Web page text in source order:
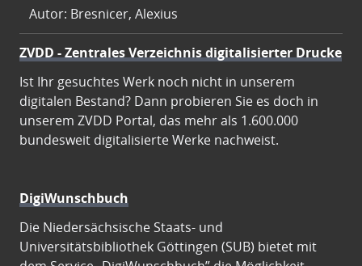
Autor: Bresnicer, Alexius
ZVDD - Zentrales Verzeichnis digitalisierter Drucke
Ist Ihr gesuchtes Werk noch nicht in unserem
digitalen Bestand? Dann probieren Sie es doch in
unserem ZVDD Portal, das mehr als 1.600.000
bundesweit digitalisierte Werke nachweist.
DigiWunschbuch
Die Niedersächsische Staats- und
Universitätsbibliothek Göttingen (SUB) bietet mit